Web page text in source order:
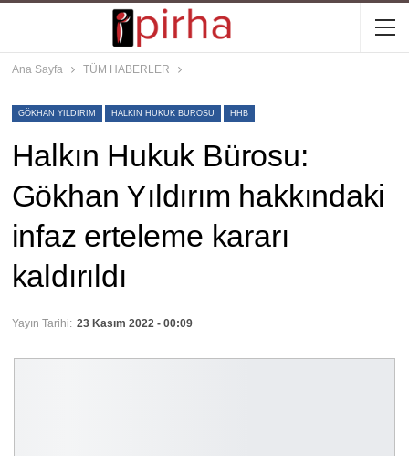
Ana Sayfa TÜM HABERLER
GÖKHAN YILDIRIM HALKIN HUKUK BUROSU HHB
Halkın Hukuk Bürosu:
Gökhan Yıldırım hakkındaki
infaz erteleme kararı
kaldırıldı
Yayın Tarihi: 23 Kasım 2022 - 00:09